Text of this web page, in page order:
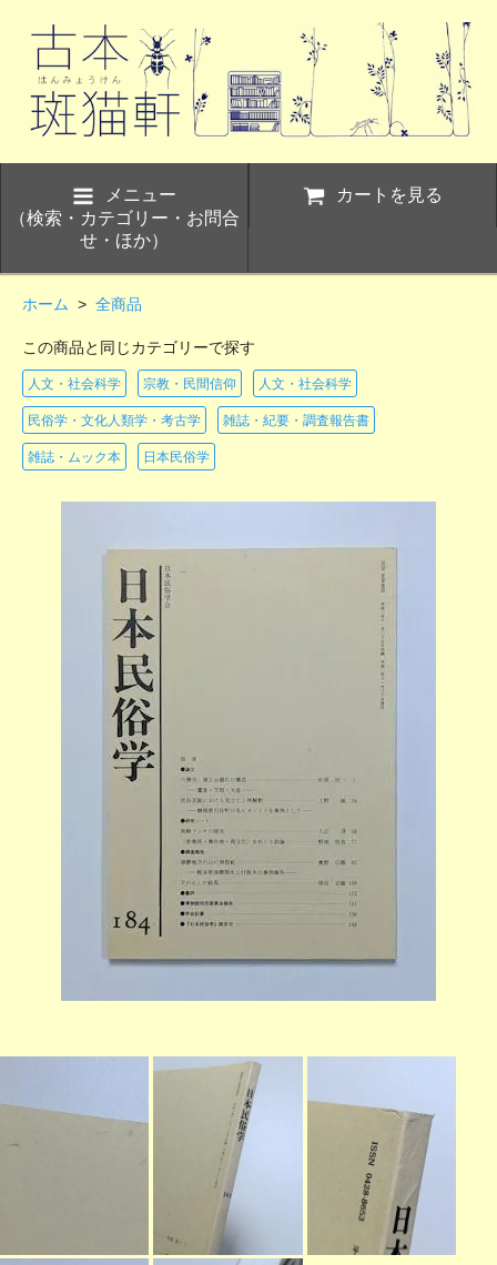
メニュー
（検索・カテゴリー・お問合
せ・ほか）
カートを見る
ホーム > 全商品
この商品と同じカテゴリーで探す
人文・社会科学 宗教・民間信仰 人文・社会科学
民俗学・文化人類学・考古学 雑誌・紀要・調査報告書
雑誌・ムック本 日本民俗学